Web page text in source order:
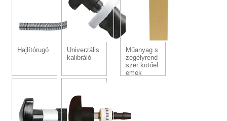
Hajlítórugó
Univerzális
kalibráló
Műanyag s
zegélyrend
szer kötőel
emek